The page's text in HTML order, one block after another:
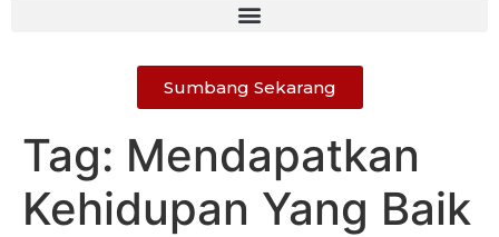
Sumbang Sekarang
Tag: Mendapatkan
Kehidupan Yang Baik